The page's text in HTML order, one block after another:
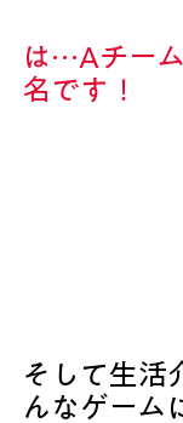
優勝
は…Aチー
名です！
そして生活
んなゲーム